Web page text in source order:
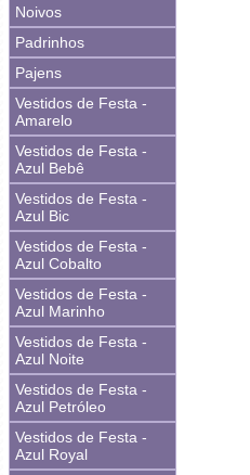
Noivos
Padrinhos
Pajens
Vestidos de Festa -
Amarelo
Vestidos de Festa -
Azul Bebê
Vestidos de Festa -
Azul Bic
Vestidos de Festa -
Azul Cobalto
Vestidos de Festa -
Azul Marinho
Vestidos de Festa -
Azul Noite
Vestidos de Festa -
Azul Petróleo
Vestidos de Festa -
Azul Royal